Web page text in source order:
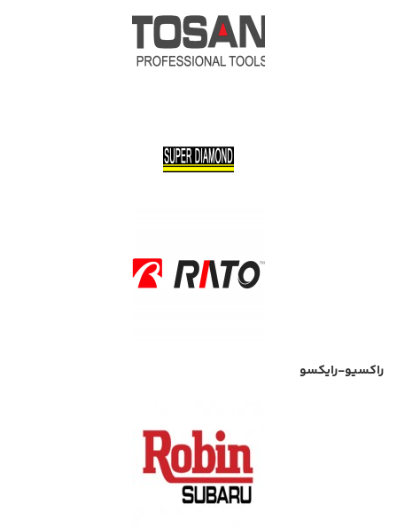
راکسیو-رایکسو